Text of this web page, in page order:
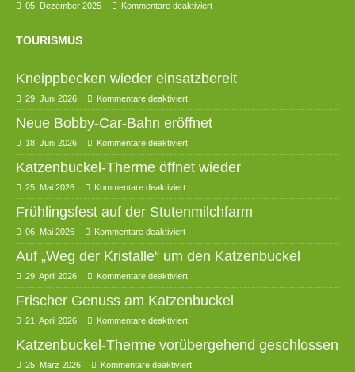
05. Dezember 2025 Kommentare deaktiviert
TOURISMUS
Kneippbecken wieder einsatzbereit
29. Juni 2026 Kommentare deaktiviert
Neue Bobby-Car-Bahn eröffnet
18. Juni 2026 Kommentare deaktiviert
Katzenbuckel-Therme öffnet wieder
25. Mai 2026 Kommentare deaktiviert
Frühlingsfest auf der Stutenmilchfarm
06. Mai 2026 Kommentare deaktiviert
Auf „Weg der Kristalle“ um den Katzenbuckel
29. April 2026 Kommentare deaktiviert
Frischer Genuss am Katzenbuckel
21. April 2026 Kommentare deaktiviert
Katzenbuckel-Therme vorübergehend geschlossen
25. März 2026 Kommentare deaktiviert